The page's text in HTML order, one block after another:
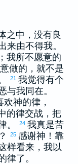
之中，没有良
来由不得我。
我所不愿意的
做的，就不是
21 我觉得有个
与我同在。
欢神的律，
的律交战，把
。
24 我真是苦
25 感谢神！靠
样看来，我以
律了。